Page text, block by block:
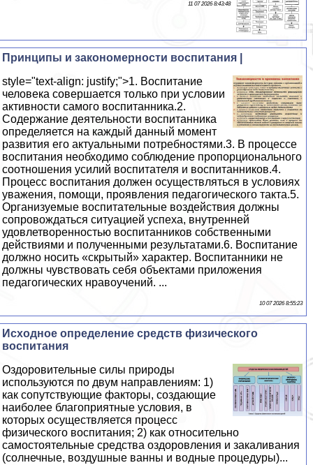
11 07 2026 8:43:48
Принципы и закономерности воспитания |
style="text-align: justify;">1. Воспитание
человека совершается только при условии
активности самого воспитанника.2.
Содержание деятельности воспитанника
определяется на каждый данный момент
развития его актуальными потребностями.3. В процессе
воспитания необходимо соблюдение пропорционального
соотношения усилий воспитателя и воспитанников.4.
Процесс воспитания должен осуществляться в условиях
уважения, помощи, проявления педагогического такта.5.
Организуемые воспитательные воздействия должны
сопровождаться ситуацией успеха, внутренней
удовлетворенностью воспитанников собственными
действиями и полученными результатами.6. Воспитание
должно носить «скрытый» характер. Воспитанники не
должны чувствовать себя объектами приложения
педагогических нравоучений. ...
10 07 2026 8:55:23
Исходное определение средств физического
воспитания
Оздоровительные силы природы
используются по двум направлениям: 1)
как сопутствующие факторы, создающие
наиболее благоприятные условия, в
которых осуществляется процесс
физического воспитания; 2) как относительно
самостоятельные средства оздоровления и закаливания
(солнечные, воздушные ванны и водные процедуры)...